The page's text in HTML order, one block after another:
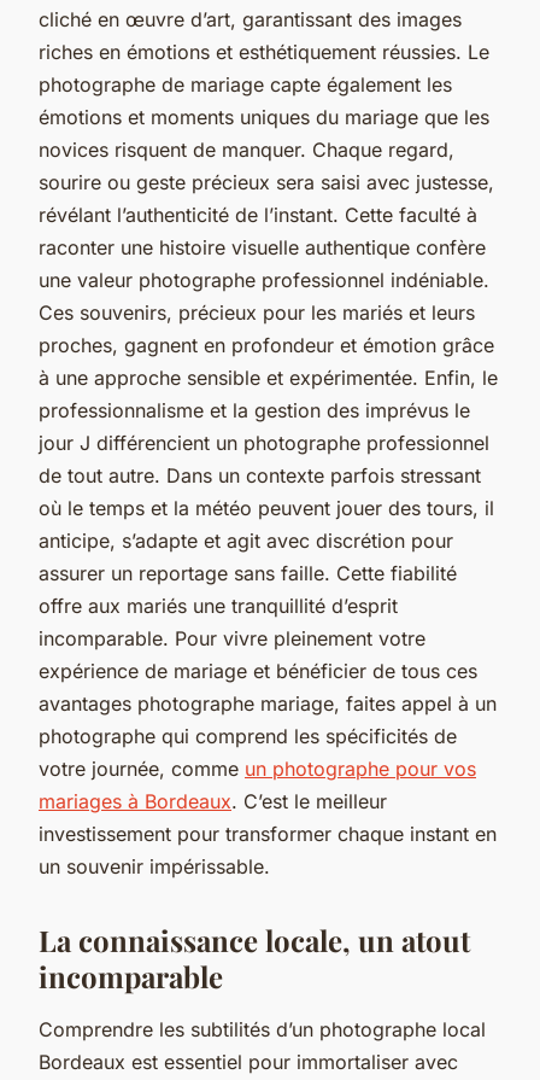
cliché en œuvre d’art, garantissant des images
riches en émotions et esthétiquement réussies. Le
photographe de mariage capte également les
émotions et moments uniques du mariage que les
novices risquent de manquer. Chaque regard,
sourire ou geste précieux sera saisi avec justesse,
révélant l’authenticité de l’instant. Cette faculté à
raconter une histoire visuelle authentique confère
une valeur photographe professionnel indéniable.
Ces souvenirs, précieux pour les mariés et leurs
proches, gagnent en profondeur et émotion grâce
à une approche sensible et expérimentée. Enfin, le
professionnalisme et la gestion des imprévus le
jour J différencient un photographe professionnel
de tout autre. Dans un contexte parfois stressant
où le temps et la météo peuvent jouer des tours, il
anticipe, s’adapte et agit avec discrétion pour
assurer un reportage sans faille. Cette fiabilité
offre aux mariés une tranquillité d’esprit
incomparable. Pour vivre pleinement votre
expérience de mariage et bénéficier de tous ces
avantages photographe mariage, faites appel à un
photographe qui comprend les spécificités de
votre journée, comme un photographe pour vos
mariages à Bordeaux. C’est le meilleur
investissement pour transformer chaque instant en
un souvenir impérissable.
La connaissance locale, un atout
incomparable
Comprendre les subtilités d’un photographe local
Bordeaux est essentiel pour immortaliser avec